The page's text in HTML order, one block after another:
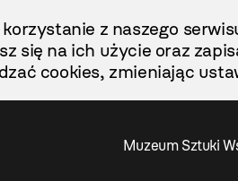
z naszego
się na ich użycie oraz
cookies, zmieniając
Muzeum Sztuki